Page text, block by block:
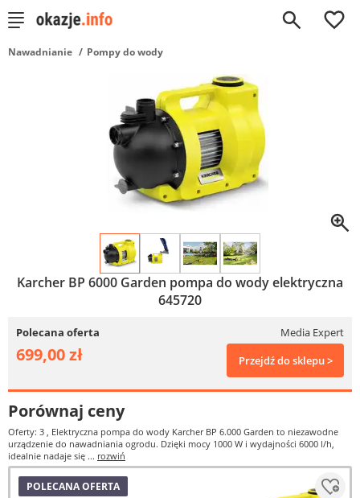
0
Nawadnianie Pompy do wody
Karcher BP 6000 Garden pompa do wody elektryczna
645720
Polecana oferta Media Expert
699,00 zł Przejdź do sklepu >
Porównaj ceny
Oferty: 3 , Elektryczna pompa do wody Karcher BP 6.000 Garden to niezawodne
urządzenie do nawadniania ogrodu. Dzięki mocy 1000 W i wydajności 6000 l/h,
idealnie nadaje się ... rozwiń
POLECANA OFERTA